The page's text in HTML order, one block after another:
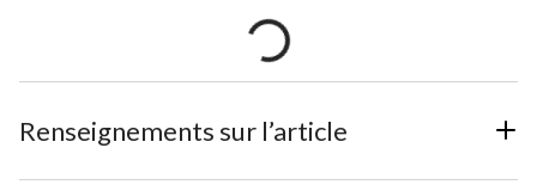
Renseignements sur l’article